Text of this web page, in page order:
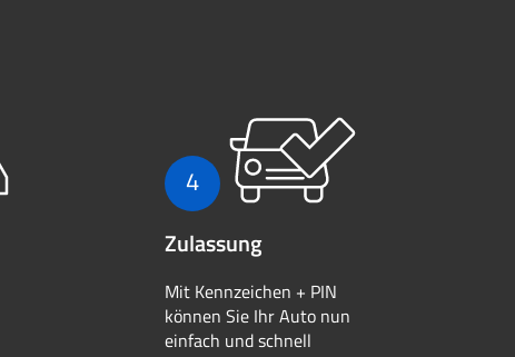
4
Zulassung
Mit Kennzeichen + PIN
können Sie Ihr Auto nun
einfach und schnell